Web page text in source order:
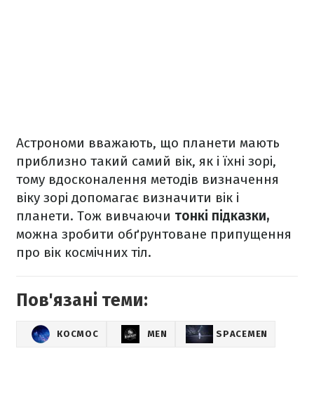
Астрономи вважають, що планети мають
приблизно такий самий вік, як і їхні зорі,
тому вдосконалення методів визначення
віку зорі допомагає визначити вік і
планети. Тож вивчаючи тонкі підказки,
можна зробити обґрунтоване припущення
про вік космічних тіл.
Пов'язані теми:
КОСМОС MEN SPACEMEN